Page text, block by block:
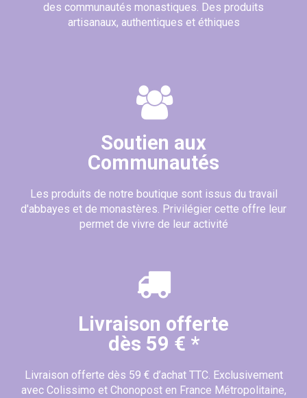
des communautés monastiques. Des produits
artisanaux, authentiques et éthiques
Soutien aux
Communautés
Les produits de notre boutique sont issus du travail
d'abbayes et de monastères. Privilégier cette offre leur
permet de vivre de leur activité
Livraison offerte
dès 59 € *
Livraison offerte dès 59 € d’achat TTC. Exclusivement
avec Colissimo et Chonopost en France Métropolitaine,